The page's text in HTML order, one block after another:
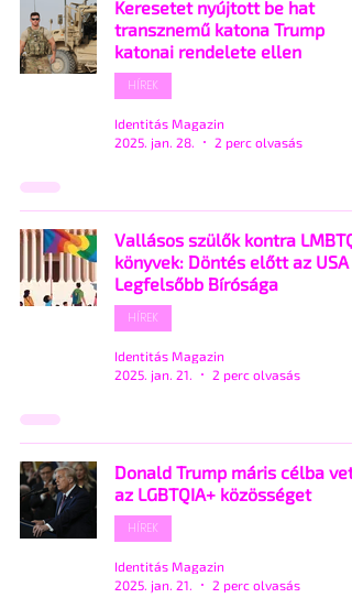
Keresetet nyújtott be hat
transznemű katona Trump
katonai rendelete ellen
HÍREK
Identitás Magazin
2025. jan. 28.
2 perc olvasás
Vallásos szülők kontra LMBTQ
könyvek: Döntés előtt az USA
Legfelsőbb Bírósága
HÍREK
Identitás Magazin
2025. jan. 21.
2 perc olvasás
Donald Trump máris célba
az LGBTQIA+ közösséget
HÍREK
Identitás Magazin
2025. jan. 21.
2 perc olvasás